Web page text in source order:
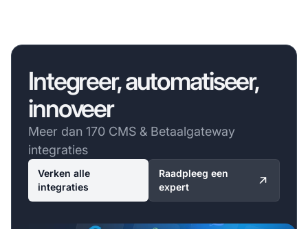
Integreer, automatiseer,
innoveer
Meer dan 170 CMS & Betaalgateway
integraties
Verken alle
integraties
Raadpleeg een
expert